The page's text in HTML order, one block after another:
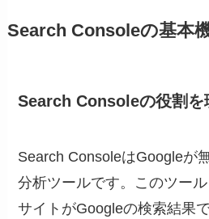
Search Consoleの基本
Search Consoleの役割を
Search ConsoleはGoogleが
分析ツールです。このツー
サイトがGoogleの検索結果